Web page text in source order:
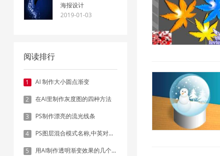
海报设计
2019-01-03
阅读排行
1 AI 制作大小圆点渐变
2 在AI里制作灰度图的四种方法
3 PS制作漂亮的流光线条
4 PS图层混合模式名称,中英对照表
5 用AI制作透明渐变效果的几个方法